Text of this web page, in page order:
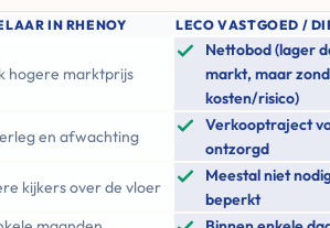
IN RHENOY LECO VASTGOED /
hogere marktprijs
Nettobod (lager
markt, maar
kosten/risico)
en afwachting
Verkooptraject
ontzorgd
kijkers over de vloer
Meestal niet
beperkt